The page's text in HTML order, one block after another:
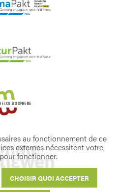
au fonctionnement de ce
externes nécessitent votre
fonctionner.
CHOISIR QUOI ACCEPTER